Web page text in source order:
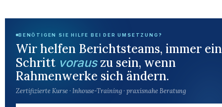
BENÖTIGEN SIE HILFE BEI DER UMSETZUNG?
Wir helfen Berichtsteams, immer
Schritt vorauszu sein, wenn
Rahmenwerke sich ändern.
Zertifizierte Kurse · Inhouse-Training · praxisnahe Beratung